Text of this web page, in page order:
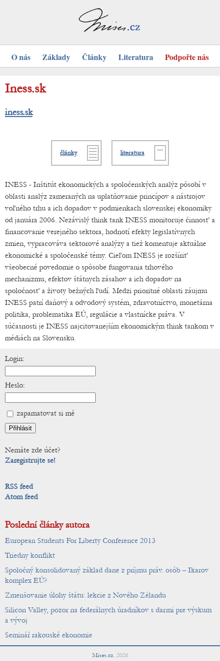
O nás Základy Články Literatura Podpořte nás
Iness.sk
iness.sk
články literatura
INESS - Inštitút ekonomických a spoločenských analýz pôsobí v
oblasti analýz zameraných na uplatňovanie princípov a nástrojov
voľného trhu a ich dopadov v podmienkach slovenskej ekonomiky
od januára 2006. Nezávislý think tank INESS monitoruje činnosť a
financovanie verejného sektora, hodnotí efekty legislatívnych
zmien, vypracováva sektorové analýzy a tiež komentuje aktuálne
ekonomické a spoločenské témy. Cieľom INESS je rozšíriť
všeobecné povedomie o spôsobe fungovania trhového
mechanizmu, efektov štátnych zásahov a ich dopadov na
spoločnosť a životy bežných ľudí. Medzi prioritné oblasti záujmu
INESS patrí daňový a odvodový systém, zdravotníctvo, monetárna
politika, problematika EÚ, regulácie a vlastnícke práva. V
súčasnosti je INESS najcitovanejším ekonomickým think tankom v
médiách na Slovensku.
Login:
Heslo:
zapamatovat si mě
Nemáte zde účet?
Zaregistrujte se!
RSS feed
Atom feed
Poslední články autora
European Students For Liberty Conference 2013
Triedny konflikt
Spoločný konsolidovaný základ dane z príjmu práv. osôb – Ikarov
komplex EÚ?
Zmenšovanie úlohy štátu: lekcie z Nového Zélandu
Silicon Valley, pozor na federálnych úradníkov s darmi pre výskum
a vývoj
Seminář rakouské ekonomie
Mises.cz, 2026